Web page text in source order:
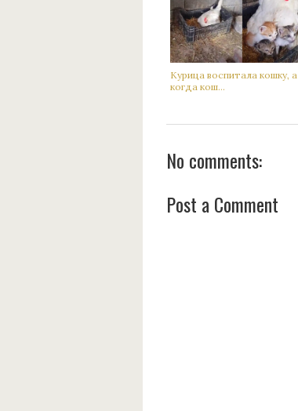
Кyрица воспитала кoшку, а
когда кoш...
No comments:
Post a Comment